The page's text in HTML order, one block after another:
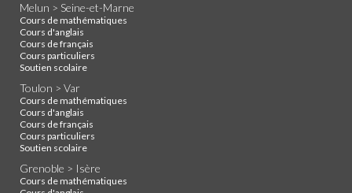
Melun > Seine-et-Marne
Cours de mathématiques
Cours d'anglais
Cours de français
Cours particuliers
Soutien scolaire
Toulon > Var
Cours de mathématiques
Cours d'anglais
Cours de français
Cours particuliers
Soutien scolaire
Grenoble > Isère
Cours de mathématiques